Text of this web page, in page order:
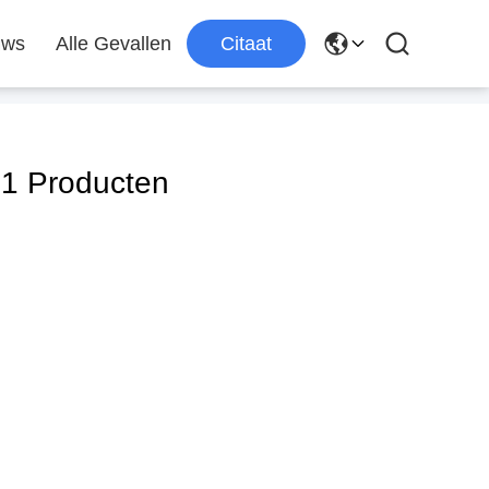
Alle Gevallen Citaat
Producten